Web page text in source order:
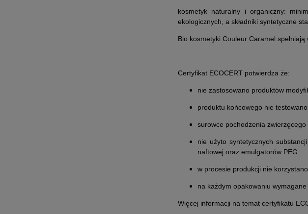
kosmetyk naturalny i organiczny:
ekologicznych, a składniki syntetyczne
Bio kosmetyki Couleur Caramel
Certyfikat ECOCERT potwierdza że:
nie zastosowano produktów
produktu końcowego nie
surowce pochodzenia
nie użyto syntetycznych
naftowej oraz emulgatorów PEG
w procesie produkcji nie
na każdym opakowaniu
Więcej informacji na temat certyfikatu